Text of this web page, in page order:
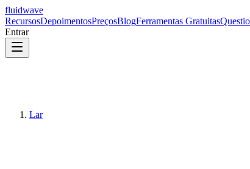
fluidwave
RecursosDepoimentosPreçosBlogFerramentas Gratuitas
Entrar
Lar